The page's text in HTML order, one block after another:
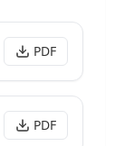
PDF
PDF